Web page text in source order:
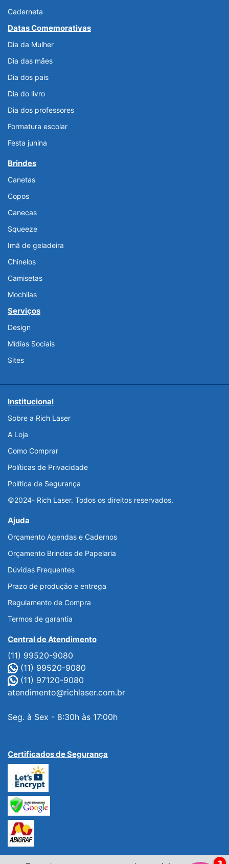
Caderneta
Datas Comemorativas
Dia da Mulher
Dia das mães
Dia dos pais
Dia do livro
Dia dos professores
Formatura escolar
Festa junina
Brindes
Canetas
Copos
Canecas
Squeeze
Imã de geladeira
Chinelos
Camisetas
Mochilas
Serviços
Design
Mídias Sociais
Sites
Institucional
Sobre a Rich Laser
A Loja
Como Comprar
Políticas de Privacidade
Política de Segurança
©2024- Rich Laser. Todos os direitos reservados.
Ajuda
Orçamento Agendas e Cadernos
Orçamento Brindes de Papelaria
Dúvidas Frequentes
Prazo de produção e entrega
Regulamento de Compra
Termos de garantia
Central de Atendimento
(11) 99520-9080
(11) 99520-9080
(11) 97120-9080
atendimento@richlaser.com.br
Seg. à Sex - 8:30h às 17:00h
Certificados de Segurança